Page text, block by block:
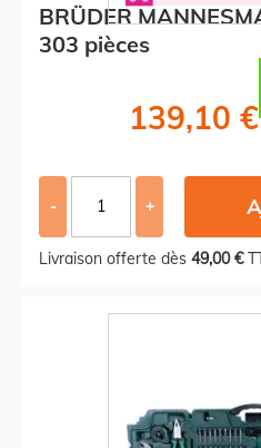
BRÜDER
303 pièces
139,10 €
- +
Livraison offerte dès 49,00 €